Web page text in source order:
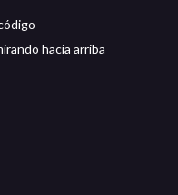
hacia arriba